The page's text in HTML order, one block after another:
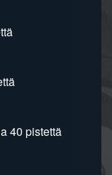
40 pistettä